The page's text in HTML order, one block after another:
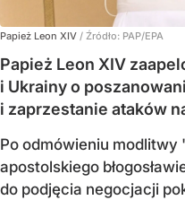
Papież Leon XIV / Źródło: PAP/EPA
Papież Leon XIV
i Ukrainy o
i zaprzestanie ataków
Po odmówieniu modlitwy
apostolskiego
do podjęcia negocjacji